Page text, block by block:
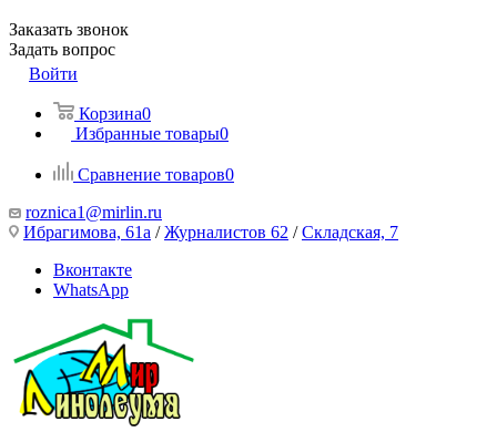
Заказать звонок
Задать вопрос
Войти
Корзина0
Избранные товары0
Сравнение товаров0
roznica1@mirlin.ru
Ибрагимова, 61а /Журналистов 62 /Складская, 7
Вконтакте
WhatsApp